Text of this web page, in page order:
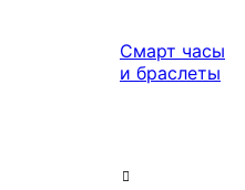
Смарт часы
и браслеты